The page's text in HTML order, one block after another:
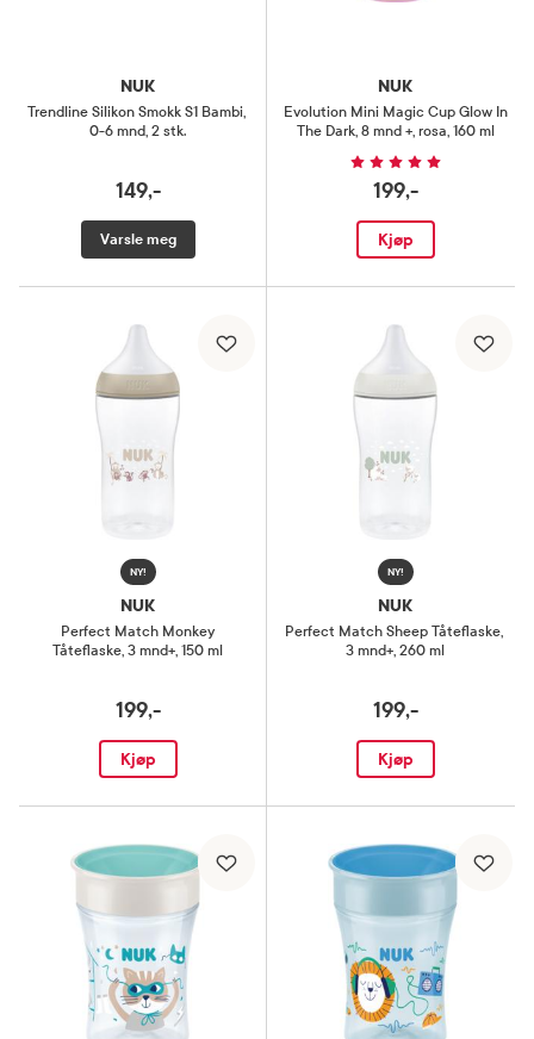
NUK
Trendline Silikon Smokk S1 Bambi,
0-6 mnd, 2 stk.
149,-
Varsle meg
NUK
Evolution Mini Magic Cup Glow In
The Dark, 8 mnd +, rosa, 160 ml
199,-
Kjøp
NY!
NUK
Perfect Match Monkey
Tåteflaske, 3 mnd+, 150 ml
199,-
Kjøp
NY!
NUK
Perfect Match Sheep Tåteflaske,
3 mnd+, 260 ml
199,-
Kjøp